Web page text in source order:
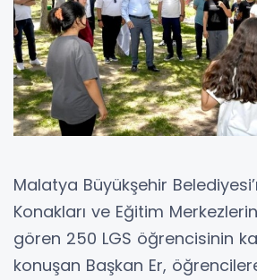
Malatya Büyükşehir
Konakları ve Eğitim
gören 250 LGS öğrencisinin
konuşan Başkan Er,